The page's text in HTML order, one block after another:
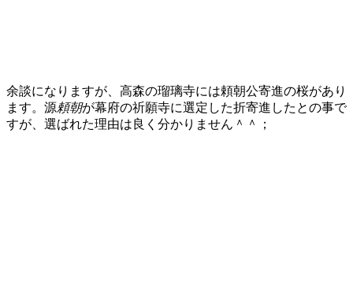
余談になりますが、高森の瑠璃寺には頼朝公寄進の桜があり
ます。源頼朝が幕府の祈願寺に選定した折寄進したとの事で
すが、選ばれた理由は良く分かりません＾＾；